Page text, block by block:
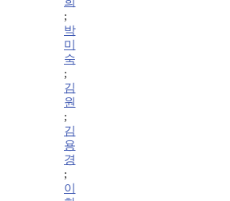
;
박
미
숙
;
김
원
;
김
용
경
;
이